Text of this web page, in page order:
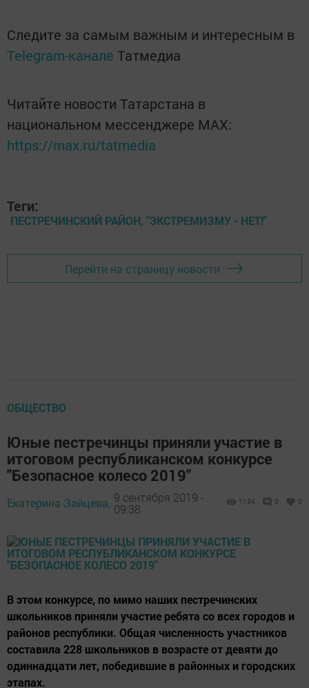
Следите за самым важным и интересным в
Telegram-канале Татмедиа
Читайте новости Татарстана в
национальном мессенджере MАХ:
https://max.ru/tatmedia
Теги:
ПЕСТРЕЧИНСКИЙ РАЙОН, "ЭКСТРЕМИЗМУ - НЕТ!"
Перейти на страницу новости
ОБЩЕСТВО
Юные пестречинцы приняли участие в
итоговом республиканском конкурсе
"Безопасное колесо 2019"
Екатерина Зайцева, 9 сентября 2019 -
09:38
1134 0 0
В этом конкурсе, по мимо наших пестречинских
школьников приняли участие ребята со всех городов и
районов республики. Общая численность участников
составила 228 школьников в возрасте от девяти до
одиннадцати лет, победившие в районных и городских
этапах.